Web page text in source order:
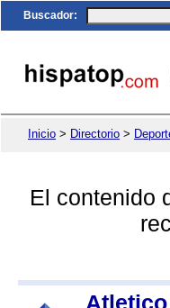
Buscador:
Inicio > Directorio >
El contenido